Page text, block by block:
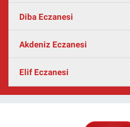
Diba Eczanesi
Akdeniz Eczanesi
Elif Eczanesi